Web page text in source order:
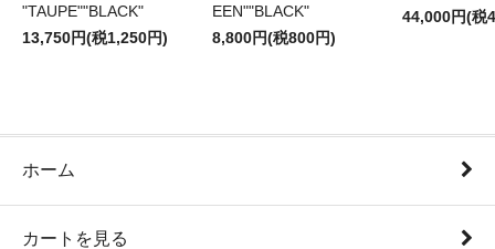
"TAUPE""BLACK"
13,750円(税1,250円)
EEN""BLACK"
8,800円(税800円)
44,000円(税
ホーム
カートを見る